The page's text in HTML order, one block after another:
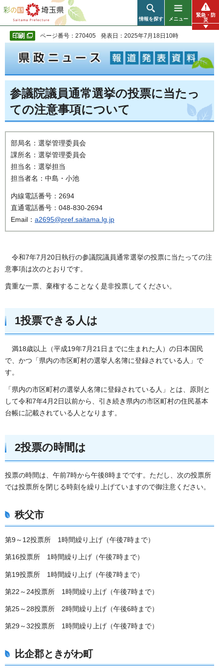
彩の国 埼玉県
情報を探す メニュー
緊急・防
災
ページ番号：270405 発表日：2025年7月18日10時
参議院議員通常選挙の投票に当たっ
ての注意事項について
部局名：選挙管理委員会
課所名：選挙管理委員会
担当名：選挙担当
担当者名：中島・小池
内線電話番号：2694
直通電話番号：048-830-2694
Email： a2695@pref.saitama.lg.jp
令和7年7月20日執行の参議院議員通常選挙の投票に当たっての注
意事項は次のとおりです。
貴重な一票、棄権することなく是非投票してください。
1投票できる人は
満18歳以上（平成19年7月21日までに生まれた人）の日本国民
で、かつ「県内の市区町村の選挙人名簿に登録されている人」で
す。
「県内の市区町村の選挙人名簿に登録されている人」とは、原則と
して令和7年4月2日以前から、引き続き県内の市区町村の住民基本
台帳に記載されている人となります。
2投票の時間は
投票の時間は、午前7時から午後8時までです。ただし、次の投票所
では投票所を閉じる時刻を繰り上げていますので御注意ください。
秩父市
第9～12投票所 1時間繰り上げ（午後7時まで）
第16投票所 1時間繰り上げ（午後7時まで）
第19投票所 1時間繰り上げ（午後7時まで）
第22～24投票所 1時間繰り上げ（午後7時まで）
第25～28投票所 2時間繰り上げ（午後6時まで）
第29～32投票所 1時間繰り上げ（午後7時まで）
比企郡ときがわ町